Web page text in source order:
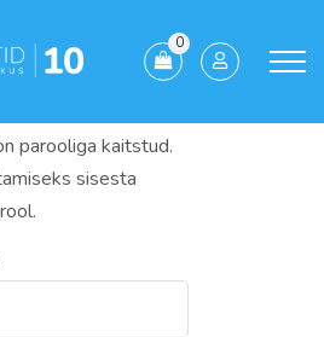
0
parooliga kaitstud.
sisesta